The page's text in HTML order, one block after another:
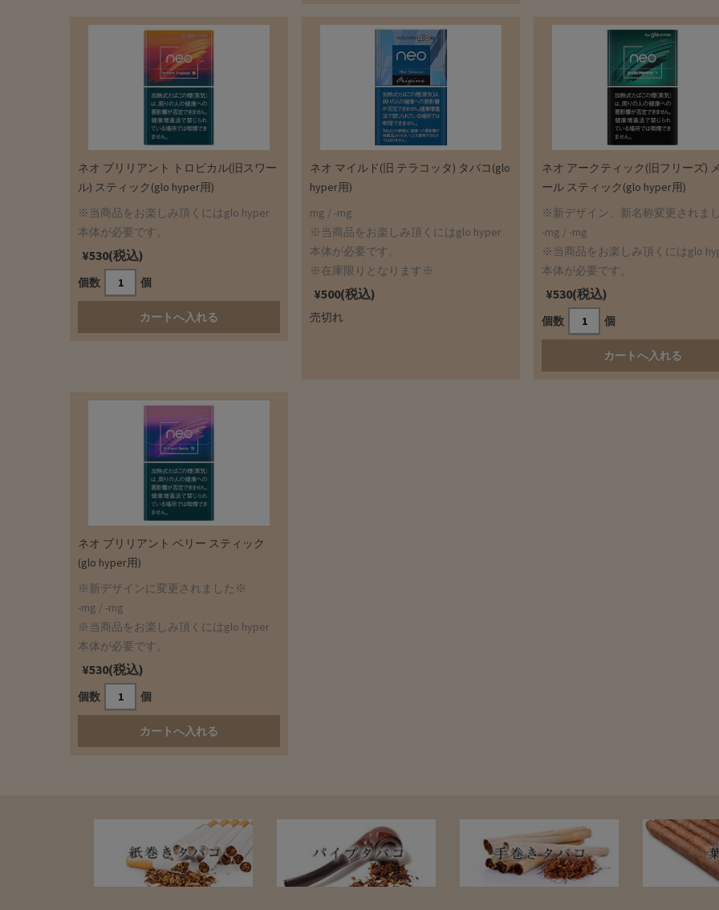
ネオ ブリリアント トロピカル(旧スワー
ル) スティック(glo hyper用)
※当商品をお楽しみ頂くにはglo hyper
本体が必要です。
¥530(税込)
個数 個
ネオ マイルド(旧 テラコッタ) タバコ(glo
hyper用)
mg / -mg
※当商品をお楽しみ頂くにはglo hyper
本体が必要です。
※在庫限りとなります※
¥500(税込)
売切れ
ネオ アークティック(旧フリーズ)
ール スティック(glo hyper用)
※新デザイン、新名称変更されま
-mg / -mg
※当商品をお楽しみ頂くにはglo
本体が必要です。
¥530(税込)
個数 個
ネオ ブリリアント ベリー スティック
(glo hyper用)
※新デザインに変更されました※
-mg / -mg
※当商品をお楽しみ頂くにはglo hyper
本体が必要です。
¥530(税込)
個数 個